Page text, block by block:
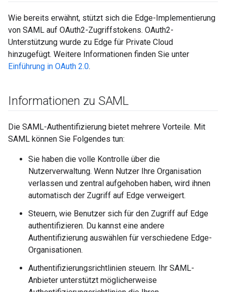
Wie bereits erwähnt, stützt sich die Edge-Implementierung
von SAML auf OAuth2-Zugriffstokens. OAuth2-
Unterstützung wurde zu Edge für Private Cloud
hinzugefügt. Weitere Informationen finden Sie unter
Einführung in OAuth 2.0.
Informationen zu SAML
Die SAML-Authentifizierung bietet mehrere Vorteile. Mit
SAML können Sie Folgendes tun:
Sie haben die volle Kontrolle über die
Nutzerverwaltung. Wenn Nutzer Ihre Organisation
verlassen und zentral aufgehoben haben, wird ihnen
automatisch der Zugriff auf Edge verweigert.
Steuern, wie Benutzer sich für den Zugriff auf Edge
authentifizieren. Du kannst eine andere
Authentifizierung auswählen für verschiedene Edge-
Organisationen.
Authentifizierungsrichtlinien steuern. Ihr SAML-
Anbieter unterstützt möglicherweise